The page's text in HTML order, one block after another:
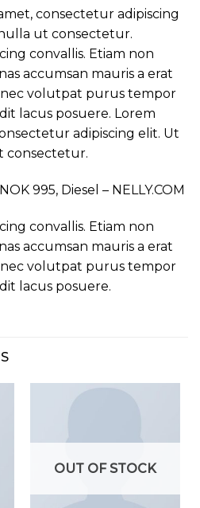
consectetur adipiscing
ut consectetur.
convallis. Etiam non
accumsan mauris a erat
volutpat purus tempor
lacus posuere. Lorem
adipiscing elit. Ut
consectetur.
995, Diesel – NELLY.COM
convallis. Etiam non
accumsan mauris a erat
volutpat purus tempor
lacus posuere.
OUT OF STOCK